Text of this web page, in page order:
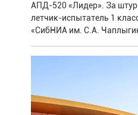
АПД-520 «Лидер». За
летчик-испытатель 1
«СибНИА им. С.А.